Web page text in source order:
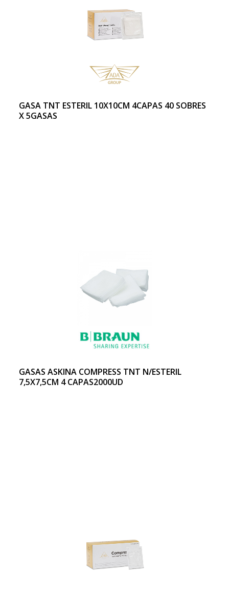
GASA TNT ESTERIL 10X10CM 4CAPAS 40 SOBRES
X 5GASAS
GASAS ASKINA COMPRESS TNT N/ESTERIL
7,5X7,5CM 4 CAPAS2000UD